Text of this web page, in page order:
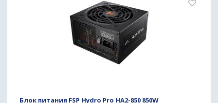
Блок питания FSP Hydro Pro HA2-850 850W